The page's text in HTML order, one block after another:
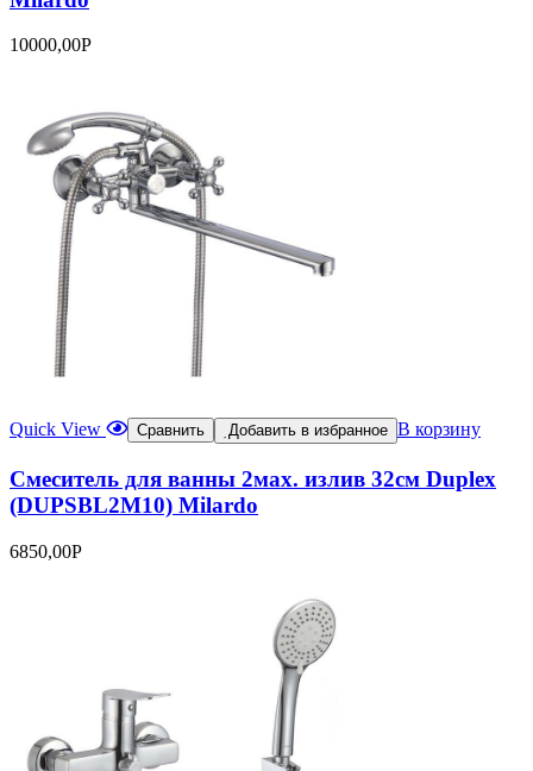
10000,00Р
Quick View Сравнить Добавить в избранное В корзину
Смеситель для ванны 2мах. излив 32см Duplex
(DUPSBL2M10) Milardo
6850,00Р